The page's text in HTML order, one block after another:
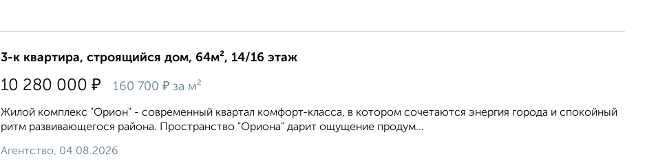
3-к квартира, строящийся дом, 64м², 14/16 этаж
10 280 000 ₽ 160 700 ₽ за м²
Жилой комплекс "Орион" - современный квартал комфорт-класса, в котором сочетаются энергия города и спокойный
ритм развивающегося района. Пространство "Ориона" дарит ощущение продум...
Агентство, 04.08.2026